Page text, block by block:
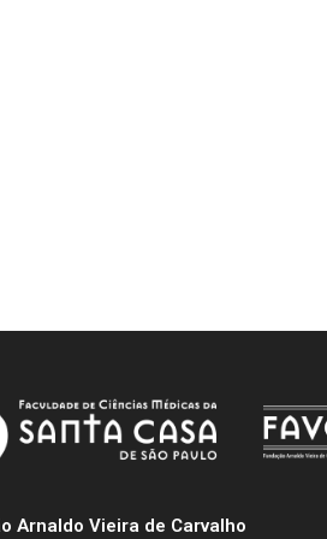
Arnaldo Vieira de Carvalho